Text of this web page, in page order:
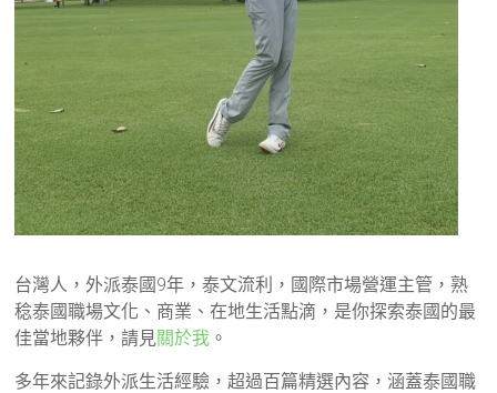
台灣人，外派泰國9年，泰文流利，國際市場營運主管，熟
稔泰國職場文化、商業、在地生活點滴，是你探索泰國的最
佳當地夥伴，請見關於我 。
多年來記錄外派生活經驗，超過百篇精選內容，涵蓋泰國職